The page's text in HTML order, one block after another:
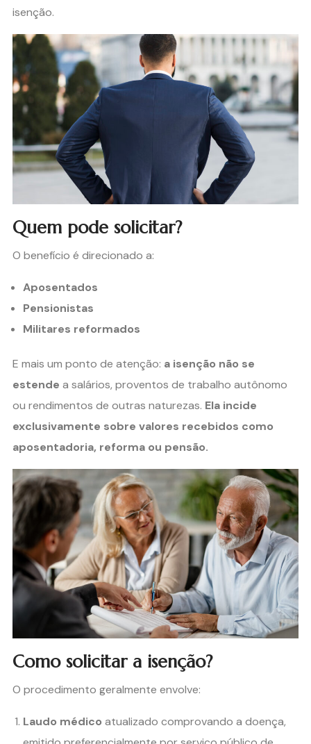
isenção.
Quem pode solicitar?
O benefício é direcionado a:
Aposentados
Pensionistas
Militares reformados
E mais um ponto de atenção: a isenção não se
estende a salários, proventos de trabalho autônomo
ou rendimentos de outras naturezas. Ela incide
exclusivamente sobre valores recebidos como
aposentadoria, reforma ou pensão.
Como solicitar a isenção?
O procedimento geralmente envolve:
Laudo médico atualizado comprovando a doença,